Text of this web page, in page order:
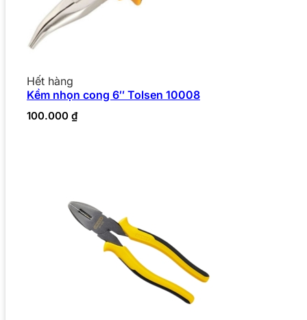
Hết hàng
Kềm nhọn cong 6″ Tolsen 10008
100.000 ₫